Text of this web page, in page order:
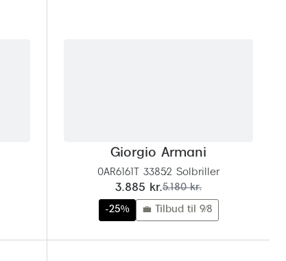
Giorgio Armani
0AR6161T 3385/2 Solbriller
nu:
3.885 kr.før:
5.180 kr.
-25% 💼 Tilbud til 9/8